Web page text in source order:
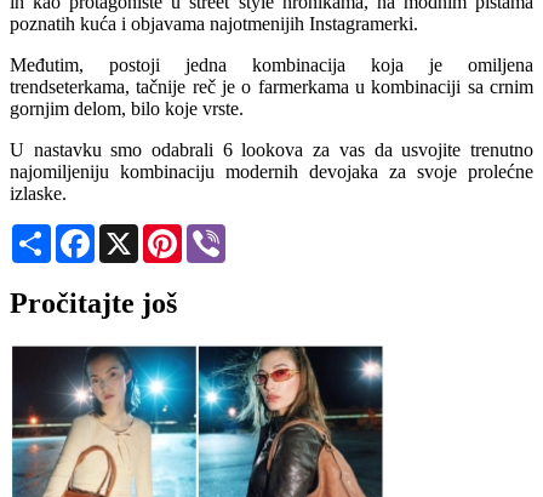
poznatih kuća i objavama najotmenijih Instagramerki.
Međutim, postoji jedna kombinacija koja je omiljena
trendseterkama, tačnije reč je o farmerkama u kombinaciji sa crnim
gornjim delom, bilo koje vrste.
U nastavku smo odabrali 6 lookova za vas da usvojite trenutno
najomiljeniju kombinaciju modernih devojaka za svoje prolećne
izlaske.
Share Facebook
X Pinterest
Pročitajte još